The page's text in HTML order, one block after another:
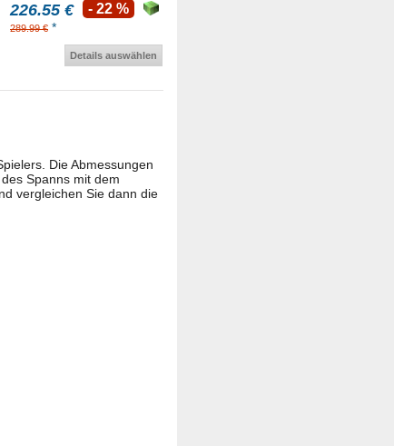
226.55 €
289.99 € *
- 22 %
Details auswählen
Die Abmessungen
Spanns mit dem
vergleichen Sie dann die